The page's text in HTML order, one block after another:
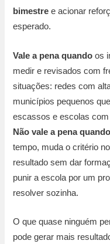
bimestre e acionar
esperado.
Vale a pena quando os
medir e revisados com
situações: redes com
municípios pequenos
escassos e escolas
Não vale a pena quando
tempo, muda o critério
resultado sem dar
punir a escola por um
resolver sozinha.
O que quase ninguém
pode gerar mais